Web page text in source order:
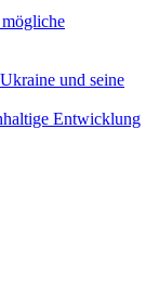
und seine
Entwicklung